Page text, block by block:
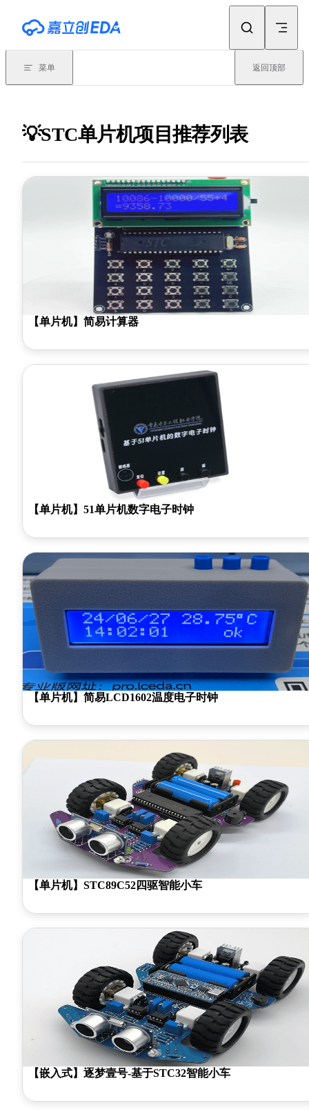
菜单 返回顶部
💡STC单片机项目推荐列表
【单片机】简易计算器
【单片机】51单片机数字电子时钟
【单片机】简易LCD1602温度电子时钟
【单片机】STC89C52四驱智能小车
【嵌入式】逐梦壹号-基于STC32智能小车